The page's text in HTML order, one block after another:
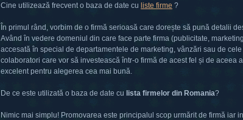
Cine utilizează frecvent o baza de date cu liste firme ?
În primul rând, vorbim de o firmă serioasă care dorește să pună detalii
Având în vedere domeniul din care face parte firma (publicitate,
accesată în special de departamentele de marketing, vânzări sau de
colaboratori care vor să investească într-o firmă de acest fel și de aceea
excelent pentru alegerea cea mai bună.
De ce este utilizată o baza de date cu lista firmelor din Romania?
Nimic mai simplu! Promovarea este principalul scop urmărit de firmă iar